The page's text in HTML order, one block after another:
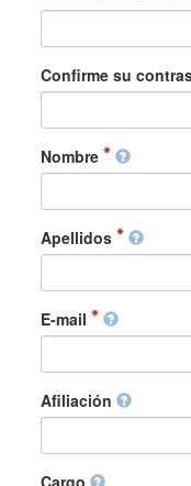
Confirme su
Nombre
Apellidos
E-mail
Afiliación
Cargo